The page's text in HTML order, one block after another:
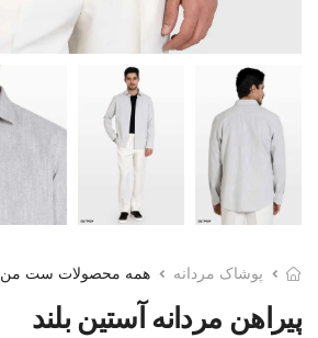
پوشاک مردانه همه محصولات ست من
پیراهن مردانه آستین بلند